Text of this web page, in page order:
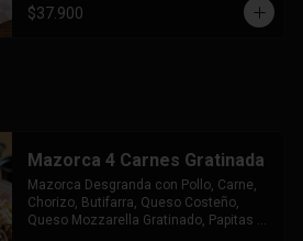
$37.900
Mazorca 4 Carnes Gratinada
Mazorca Desgranda con Pollo, Carne,
Chorizo, Butifarra, Queso Costeño,
Queso Mozzarella Gratinado, Papitas